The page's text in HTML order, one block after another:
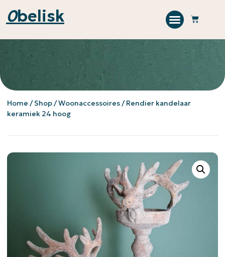
0belisk
Home /Shop/Woonaccessoires/ Rendier kandelaar
keramiek 24 hoog